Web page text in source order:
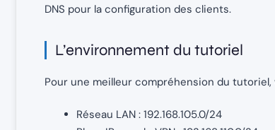
DNS pour la configuration des clients.
L’environnement du tutoriel
Pour une meilleur compréhension du
Réseau LAN : 192.168.105.0/24